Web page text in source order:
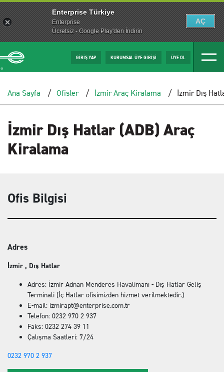
GİRİŞ YAP KURUMSAL ÜYE GİRİŞİ ÜYE OL
Ana Sayfa Ofisler İzmir Araç Kiralama İzmir Dış
İzmir Dış Hatlar (ADB) Araç
Kiralama
Ofis Bilgisi
Adres
İzmir , Dış Hatlar
Adres: İzmir Adnan Menderes Havalimanı - Dış Hatlar Geliş
Terminali (İç Hatlar ofisimizden hizmet verilmektedir.)
E-mail: izmirapt@enterprise.com.tr
Telefon: 0232 970 2 937
Faks: 0232 274 39 11
Çalışma Saatleri: 7/24
0232 970 2 937
Enterprise Türkiye
Enterprise
Ücretsiz - Google Play'den İndirin
AÇ